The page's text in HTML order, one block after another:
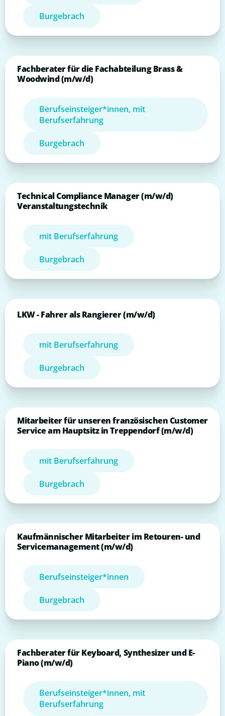
Burgebrach
Fachberater für die Fachabteilung Brass &
Woodwind (m/w/d)
Berufseinsteiger*innen, mit
Berufserfahrung
Burgebrach
Technical Compliance Manager (m/w/d)
Veranstaltungstechnik
mit Berufserfahrung
Burgebrach
LKW - Fahrer als Rangierer (m/w/d)
mit Berufserfahrung
Burgebrach
Mitarbeiter für unseren französischen Customer
Service am Hauptsitz in Treppendorf (m/w/d)
mit Berufserfahrung
Burgebrach
Kaufmännischer Mitarbeiter im Retouren- und
Servicemanagement (m/w/d)
Berufseinsteiger*innen
Burgebrach
Fachberater für Keyboard, Synthesizer und E-
Piano (m/w/d)
Berufseinsteiger*innen, mit
Berufserfahrung